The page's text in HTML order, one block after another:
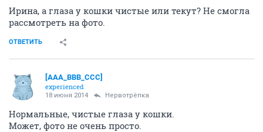
Ирина, а глаза у кошки чистые или текут? Не смогла
рассмотреть на фото.
ОТВЕТИТЬ
[AAA_BBB_CCC]
experienced
18 июня 2014 Нервотрёпка
Нормальные, чистые глаза у кошки.
Может, фото не очень просто.